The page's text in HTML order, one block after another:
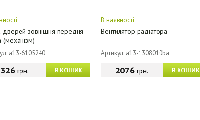
дверей зовнішня передня
(механізм)
a13-6105240
В КОШИК
326грн.
В наявності
Вентилятор радіатора
Артикул: a13-1308010ba
В КОШИК
2076грн.